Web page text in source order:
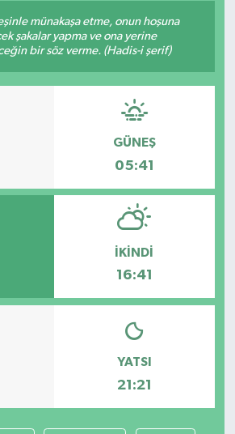
münakaşa etme, onun hoşuna
şakalar yapma ve ona yerine
bir söz verme. (Hadis-i şerif)
GÜNEŞ
05:41
İKINDI
16:41
YATSI
21:21